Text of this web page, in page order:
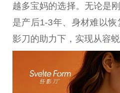
越多宝妈的选择。无论是
是产后1-3年、身材难以
影刀的助力下，实现从容蜕